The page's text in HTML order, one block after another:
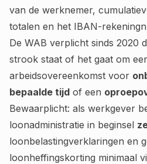
van de werknemer,
totalen en het IBAN-
De WAB verplicht sinds 2020
strook staat of het gaat om
arbeidsovereenkomst voor
bepaalde tijd of een
Bewaarplicht: als werkgever
loonadministratie in beginsel
loonbelastingverklaringen en
loonheffingskorting minimaal